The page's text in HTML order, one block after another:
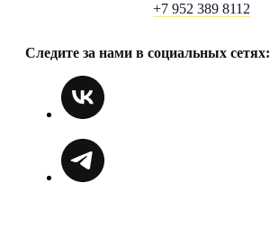
+7 952 389 8112
Следите за нами в социальных сетях: